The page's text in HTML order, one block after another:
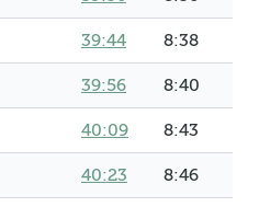
39:44 8:38
39:56 8:40
40:09 8:43
40:23 8:46